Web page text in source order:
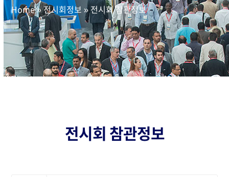
Home»전시회정보 »전시회 참관정보
전시회 참관정보